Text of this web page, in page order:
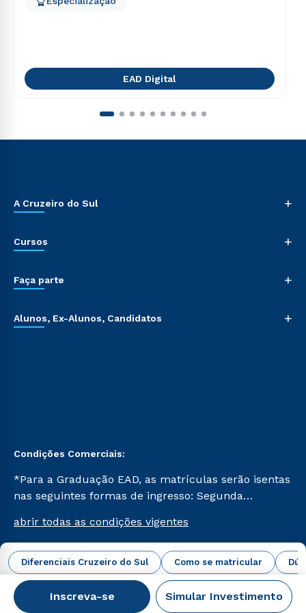
Diferenciais Cruzeiro do Sul Como se matricular
Inscreva-se Simular Investimento
EAD Digital
A Cruzeiro do Sul +
Cursos +
Faça parte +
Alunos, Ex-Alunos, Candidatos +
Condições Comerciais:
*Para a Graduação EAD, as matrículas serão isentas
nas seguintes formas de ingresso: Segunda
Já para as demais, a taxa de matrícula será de R$
49. *Para a Pós-graduação EAD, as ofertas
mencionadas são referentes aos cursos: Ensino
Religioso, Geografia para a Docência e Metodologia
do Ensino de História: Questões Atuais.
abrir todas as condições vigentes
Campus Virtual Cruzeiro do Sul Educacional © 2026 -
Todos os direitos reservados.
CNPJ: 62.984.091/0001-02